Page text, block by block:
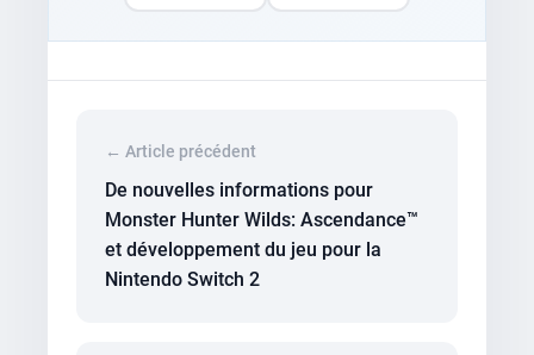
← Article précédent
De nouvelles informations pour
Monster Hunter Wilds: Ascendance™
et développement du jeu pour la
Nintendo Switch 2